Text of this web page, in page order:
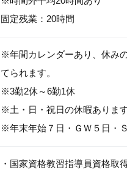
固定残業：20時間
※年間カレンダーあり、休み
てられます。
※3勤2休～6勤1休
※土・日・祝日の休暇あります
※年末年始７日・ＧＷ５日・
・国家資格教習指導員資格取